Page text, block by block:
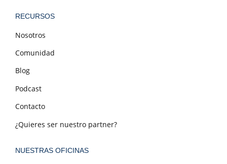
RECURSOS
Nosotros
Comunidad
Blog
Podcast
Contacto
¿Quieres ser nuestro partner?
NUESTRAS OFICINAS